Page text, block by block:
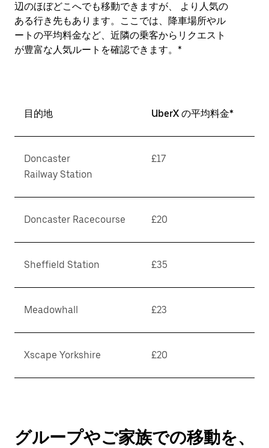
辺のほぼどこへでも移動できますが、 より人気の
ある行き先もあります。ここでは、降車場所やル
ートの平均料金など、近隣の乗客からリクエスト
が豊富な人気ルートを確認できます。*
目的地 UberX の平均料金*
Doncaster
Railway Station
£17
Doncaster Racecourse £20
Sheffield Station £35
Meadowhall £23
Xscape Yorkshire £20
グループやご家族での移動を、